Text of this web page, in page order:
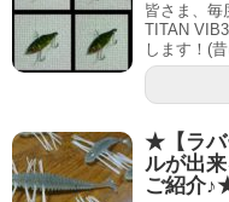
皆さま、毎
TITAN
します！(
★【ラバ
ルが出
ご紹介